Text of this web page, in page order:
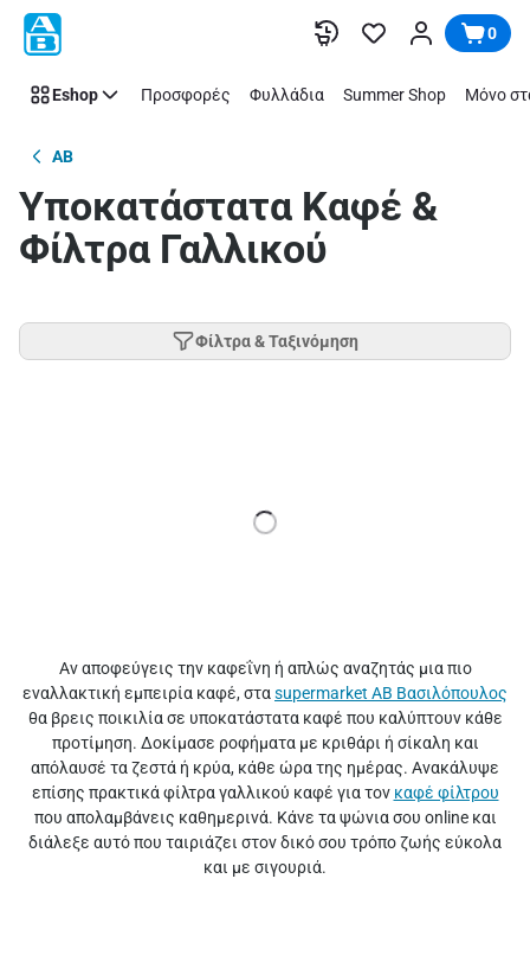
Παράλειψη 0
Eshop Προσφορές Φυλλάδια Summer Shop Μόνο
AB
Υπο­κα­τά­στα­τα Καφέ &
Φίλτρα Γαλλικού
Φίλτρα & Ταξινόμηση
Αν αποφεύγεις την καφεΐνη ή απλώς αναζητάς μια πιο
εναλλακτική εμπειρία καφέ, σταsupermarket ΑΒ Βασιλόπουλος
θα βρεις ποικιλία σε υποκατάστατα καφέ που καλύπτουν κάθε
προτίμηση. Δοκίμασε ροφήματα με κριθάρι ή σίκαλη και
απόλαυσέ τα ζεστά ή κρύα, κάθε ώρα της ημέρας. Ανακάλυψε
επίσης πρακτικά φίλτρα γαλλικού καφέ για τον καφέ φίλτρου
που απολαμβάνεις καθημερινά. Κάνε τα ψώνια σου online και
διάλεξε αυτό που ταιριάζει στον δικό σου τρόπο ζωής εύκολα
και με σιγουριά.